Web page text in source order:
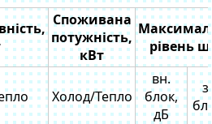
Споживана
потужність,
кВт
рівень
Холод/Тепло
вн.
блок,
дБ